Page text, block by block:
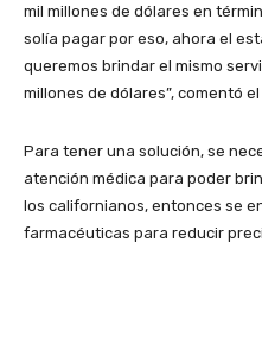
mil millones de dólares en
solía pagar por eso, ahora el
queremos brindar el mismo
millones de dólares”, comentó
Para tener una solución, se
atención médica para poder
los californianos, entonces se
farmacéuticas para reducir